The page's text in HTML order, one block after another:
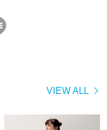
VIEW ALL